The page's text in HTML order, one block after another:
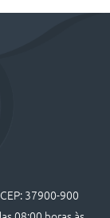
37900-900